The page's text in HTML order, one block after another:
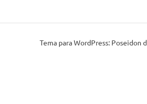
Tema para WordPress: Poseidon